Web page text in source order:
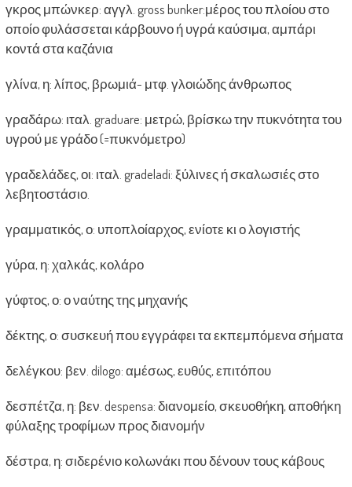
γκρος μπώνκερ: αγγλ. gross bunker:μέρος του πλοίου στο
οποίο φυλάσσεται κάρβουνο ή υγρά καύσιμα, αμπάρι
κοντά στα καζάνια
γλίνα, η: λίπος, βρωμιά- μτφ. γλοιώδης άνθρωπος
γραδάρω: ιταλ. graduare: μετρώ, βρίσκω την πυκνότητα του
υγρού με γράδο (=πυκνόμετρο)
γραδελάδες, οι: ιταλ. gradeladi: ξύλινες ή σκαλωσιές στο
λεβητοστάσιο.
γραμματικός, ο: υποπλοίαρχος, ενίοτε κι ο λογιστής
γύρα, η: χαλκάς, κολάρο
γύφτος, ο: ο ναύτης της μηχανής
δέκτης, ο: συσκευή που εγγράφει τα εκπεμπόμενα σήματα
δελέγκου: βεν. dilogo: αμέσως, ευθύς, επιτόπου
δεσπέτζα, η: βεν. despensa: διανομείο, σκευοθήκη, αποθήκη
φύλαξης τροφίμων προς διανομήν
δέστρα, η: σιδερένιο κολωνάκι που δένουν τους κάβους